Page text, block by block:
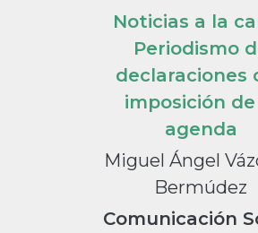
Noticias a la
Periodismo
declaraciones
imposición de
agenda
Miguel Ángel
Bermúdez
Comunicación